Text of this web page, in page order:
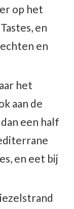
op het
en
en
het
aan de
een half
en eet bij